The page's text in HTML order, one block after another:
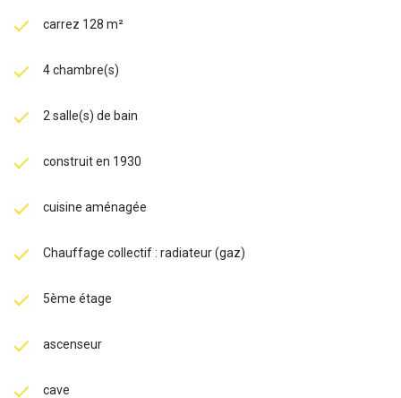
carrez 128 m²
4 chambre(s)
2 salle(s) de bain
construit en 1930
cuisine aménagée
Chauffage collectif : radiateur (gaz)
5ème étage
ascenseur
cave